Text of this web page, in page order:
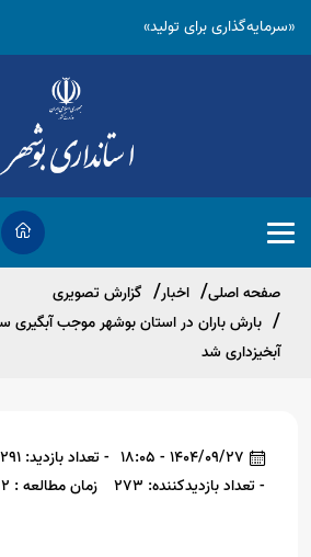
«سرمایه‌گذاری برای تولید»
صفحه اصلی اخبار
گزارش تصویری
بارش باران در استان بوشهر موجب آبگیری
آبخیزداری شد
1404/09/27 - 18:05
- تعداد بازدید: 291
- تعداد بازدیدکننده: 273
زمان مطالعه : 2 دقیقه